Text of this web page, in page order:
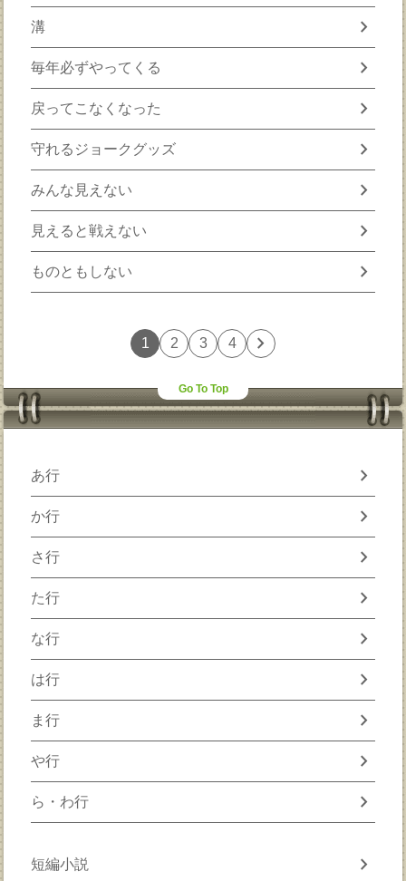
溝 chevron_right
毎年必ずやってくる chevron_right
戻ってこなくなった chevron_right
守れるジョークグッズ chevron_right
みんな見えない chevron_right
見えると戦えない chevron_right
ものともしない chevron_right
1 2 3 4 chevron_right
Go To Top
あ行 chevron_right
か行 chevron_right
さ行 chevron_right
た行 chevron_right
な行 chevron_right
は行 chevron_right
ま行 chevron_right
や行 chevron_right
ら・わ行 chevron_right
短編小説 chevron_right